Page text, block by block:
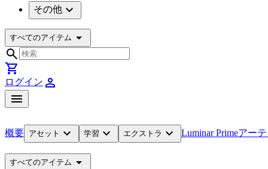
その他 expand_more
すべてのアイテム arrow_drop_down
search
shopping_cart
ログイン person
menu
概要 アセット expand_more 学習 expand_more エクストラ expand_more Luminar Primeアー
すべてのアイテム arrow_drop_down